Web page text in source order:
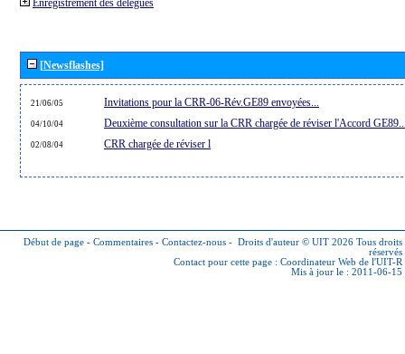
[Newsflashes]
21/06/05 Invitations pour la CRR-06-Rév.GE89 envoyées...
04/10/04 Deuxième consultation sur la CRR chargée de réviser l'Accord
02/08/04 CRR chargée de réviser l
Début de page - Commentaires - Contactez-nous - Droits d'auteur © UIT 2026 Tous droits
réservés
Contact pour cette page : Coordinateur Web de l'UIT-R
Mis à jour le : 2011-06-15